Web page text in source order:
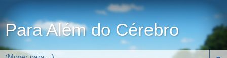
Para Além do Cérebro